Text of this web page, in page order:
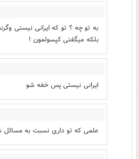
به تو چه ؟ تو که ایرانی نیستی
بلکه میگفتی کپسولمون !
ایرانی نیستی پس خفه شو
علمی که تو داری نسبت به مسائل